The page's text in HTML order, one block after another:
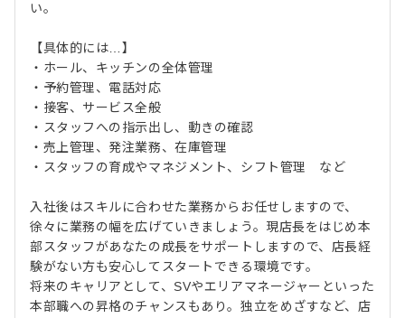
い。
【具体的には…】
・ホール、キッチンの全体管理
・予約管理、電話対応
・接客、サービス全般
・スタッフへの指示出し、動きの確認
・売上管理、発注業務、在庫管理
・スタッフの育成やマネジメント、シフト管理 など
入社後はスキルに合わせた業務からお任せしますので、
徐々に業務の幅を広げていきましょう。現店長をはじめ本
部スタッフがあなたの成長をサポートしますので、店長経
験がない方も安心してスタートできる環境です。
将来のキャリアとして、SVやエリアマネージャーといった
本部職への昇格のチャンスもあり。独立をめざすなど、店